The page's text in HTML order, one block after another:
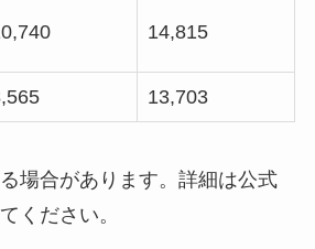
14,815
13,703
場合があります。詳細は公式
ください。